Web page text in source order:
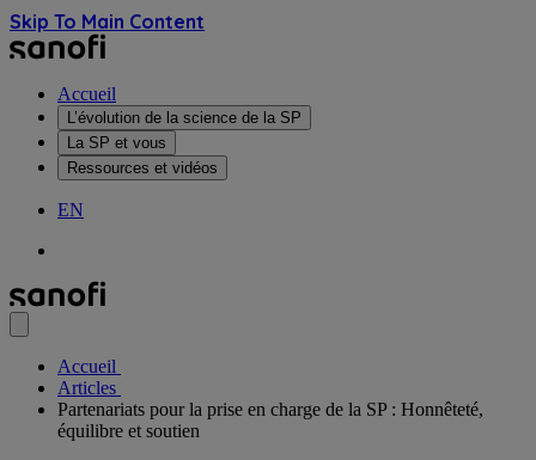
Skip To Main Content
Accueil
L’évolution de la science de la SP
La SP et vous
Ressources et vidéos
EN
Accueil
Articles
Partenariats pour la prise en charge de la SP : Honnêteté,
équilibre et soutien